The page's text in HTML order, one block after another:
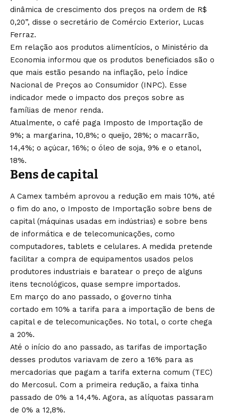
dinâmica de crescimento dos preços na ordem de R$
0,20”, disse o secretário de Comércio Exterior, Lucas
Ferraz.
Em relação aos produtos alimentícios, o Ministério da
Economia informou que os produtos beneficiados são o
que mais estão pesando na inflação, pelo Índice
Nacional de Preços ao Consumidor (INPC). Esse
indicador mede o impacto dos preços sobre as
famílias de menor renda.
Atualmente, o café paga Imposto de Importação de
9%; a margarina, 10,8%; o queijo, 28%; o macarrão,
14,4%; o açúcar, 16%; o óleo de soja, 9% e o etanol,
18%.
Bens de capital
A Camex também aprovou a redução em mais 10%, até
o fim do ano, o Imposto de Importação sobre bens de
capital (máquinas usadas em indústrias) e sobre bens
de informática e de telecomunicações, como
computadores, tablets e celulares. A medida pretende
facilitar a compra de equipamentos usados pelos
produtores industriais e baratear o preço de alguns
itens tecnológicos, quase sempre importados.
Em março do ano passado, o governo tinha
cortado em 10% a tarifa para a importação de bens de
capital e de telecomunicações. No total, o corte chega
a 20%.
Até o início do ano passado, as tarifas de importação
desses produtos variavam de zero a 16% para as
mercadorias que pagam a tarifa externa comum (TEC)
do Mercosul. Com a primeira redução, a faixa tinha
passado de 0% a 14,4%. Agora, as alíquotas passaram
de 0% a 12,8%.